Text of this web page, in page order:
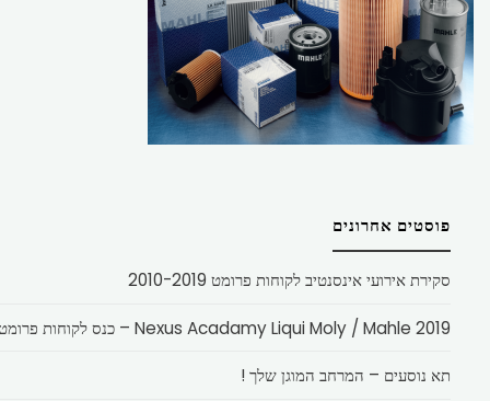
פוסטים אחרונים
סקירת אירועי אינסנטיב לקוחות פרומט 2010-2019
Nexus Acadamy Liqui Moly / Mahle 2019 – כנס לקוחות פרומט
תא נוסעים – המרחב המוגן שלך !